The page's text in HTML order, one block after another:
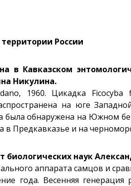
России
в Кавказском
Никулина.
1960. Цикадка
на юге
обнаружена на Южном
Предкавказье и на
наук
аппарата самцов и
года. Весенняя